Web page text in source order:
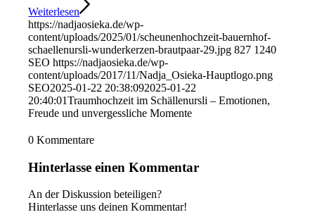
Weiterlesen
https://nadjaosieka.de/wp-
content/uploads/2025/01/scheunenhochzeit-bauernhof-
schaellenursli-wunderkerzen-brautpaar-29.jpg 827 1240
SEO https://nadjaosieka.de/wp-
content/uploads/2017/11/Nadja_Osieka-Hauptlogo.png
SEO2025-01-22 20:38:092025-01-22
20:40:01Traumhochzeit im Schällenursli – Emotionen,
Freude und unvergessliche Momente
0 Kommentare
Hinterlasse einen Kommentar
An der Diskussion beteiligen?
Hinterlasse uns deinen Kommentar!